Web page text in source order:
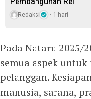
Redaksi 1 hari
Pada Nataru 2025/
semua aspek
pelanggan.
manusia, sarana,